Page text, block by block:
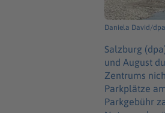
Daniela David/
Salzburg
und August
Zentrums
Parkplätze
Parkgebühr